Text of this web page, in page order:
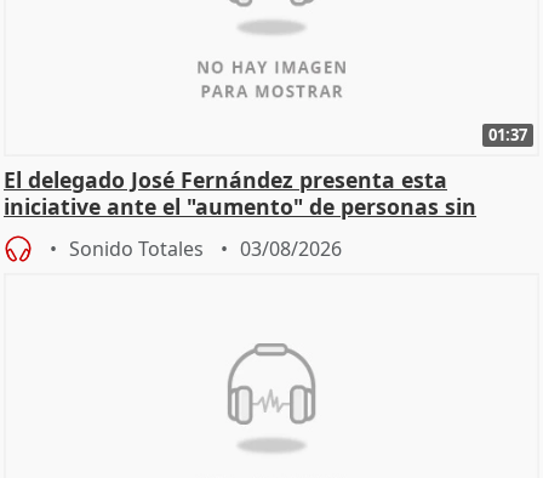
01:37
El delegado José Fernández presenta esta
iniciative ante el "aumento" de personas sin
hogar en Madri
Sonido Totales 03/08/2026